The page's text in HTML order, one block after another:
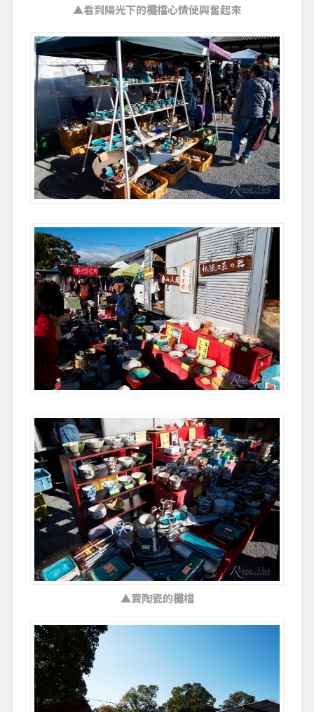
▲看到陽光下的㰙檔心情便興奮起來
▲賣陶瓷的㰙檔